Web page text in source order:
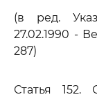
(в ред.
27.02.1990 -
287)
Статья 152.